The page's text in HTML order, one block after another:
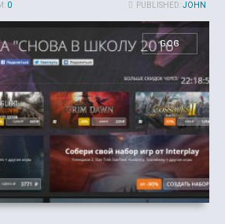
PUBLISHED:JOHN
0
GOG